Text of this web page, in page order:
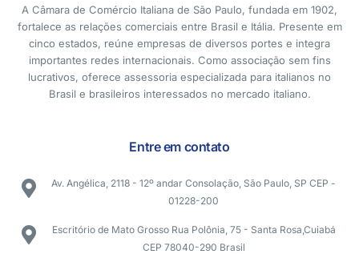
A Câmara de Comércio Italiana de São Paulo, fundada em 1902,
fortalece as relações comerciais entre Brasil e Itália. Presente em
cinco estados, reúne empresas de diversos portes e integra
importantes redes internacionais. Como associação sem fins
lucrativos, oferece assessoria especializada para italianos no
Brasil e brasileiros interessados no mercado italiano.
Entre em contato
Av. Angélica, 2118 - 12º andar Consolação, São Paulo, SP CEP -
01228-200
Escritório de Mato Grosso Rua Polônia, 75 - Santa Rosa,Cuiabá
CEP 78040-290 Brasil